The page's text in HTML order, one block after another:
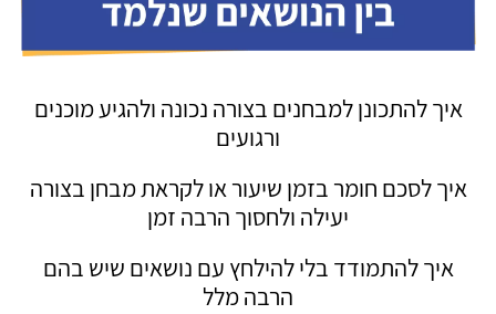
איך להתכונן למבחנים בצורה נכונה ולהגיע מוכנים
ורגועים
איך לסכם חומר בזמן שיעור או לקראת מבחן בצורה
יעילה ולחסוך הרבה זמן
איך להתמודד בלי להילחץ עם נושאים שיש בהם
הרבה מלל